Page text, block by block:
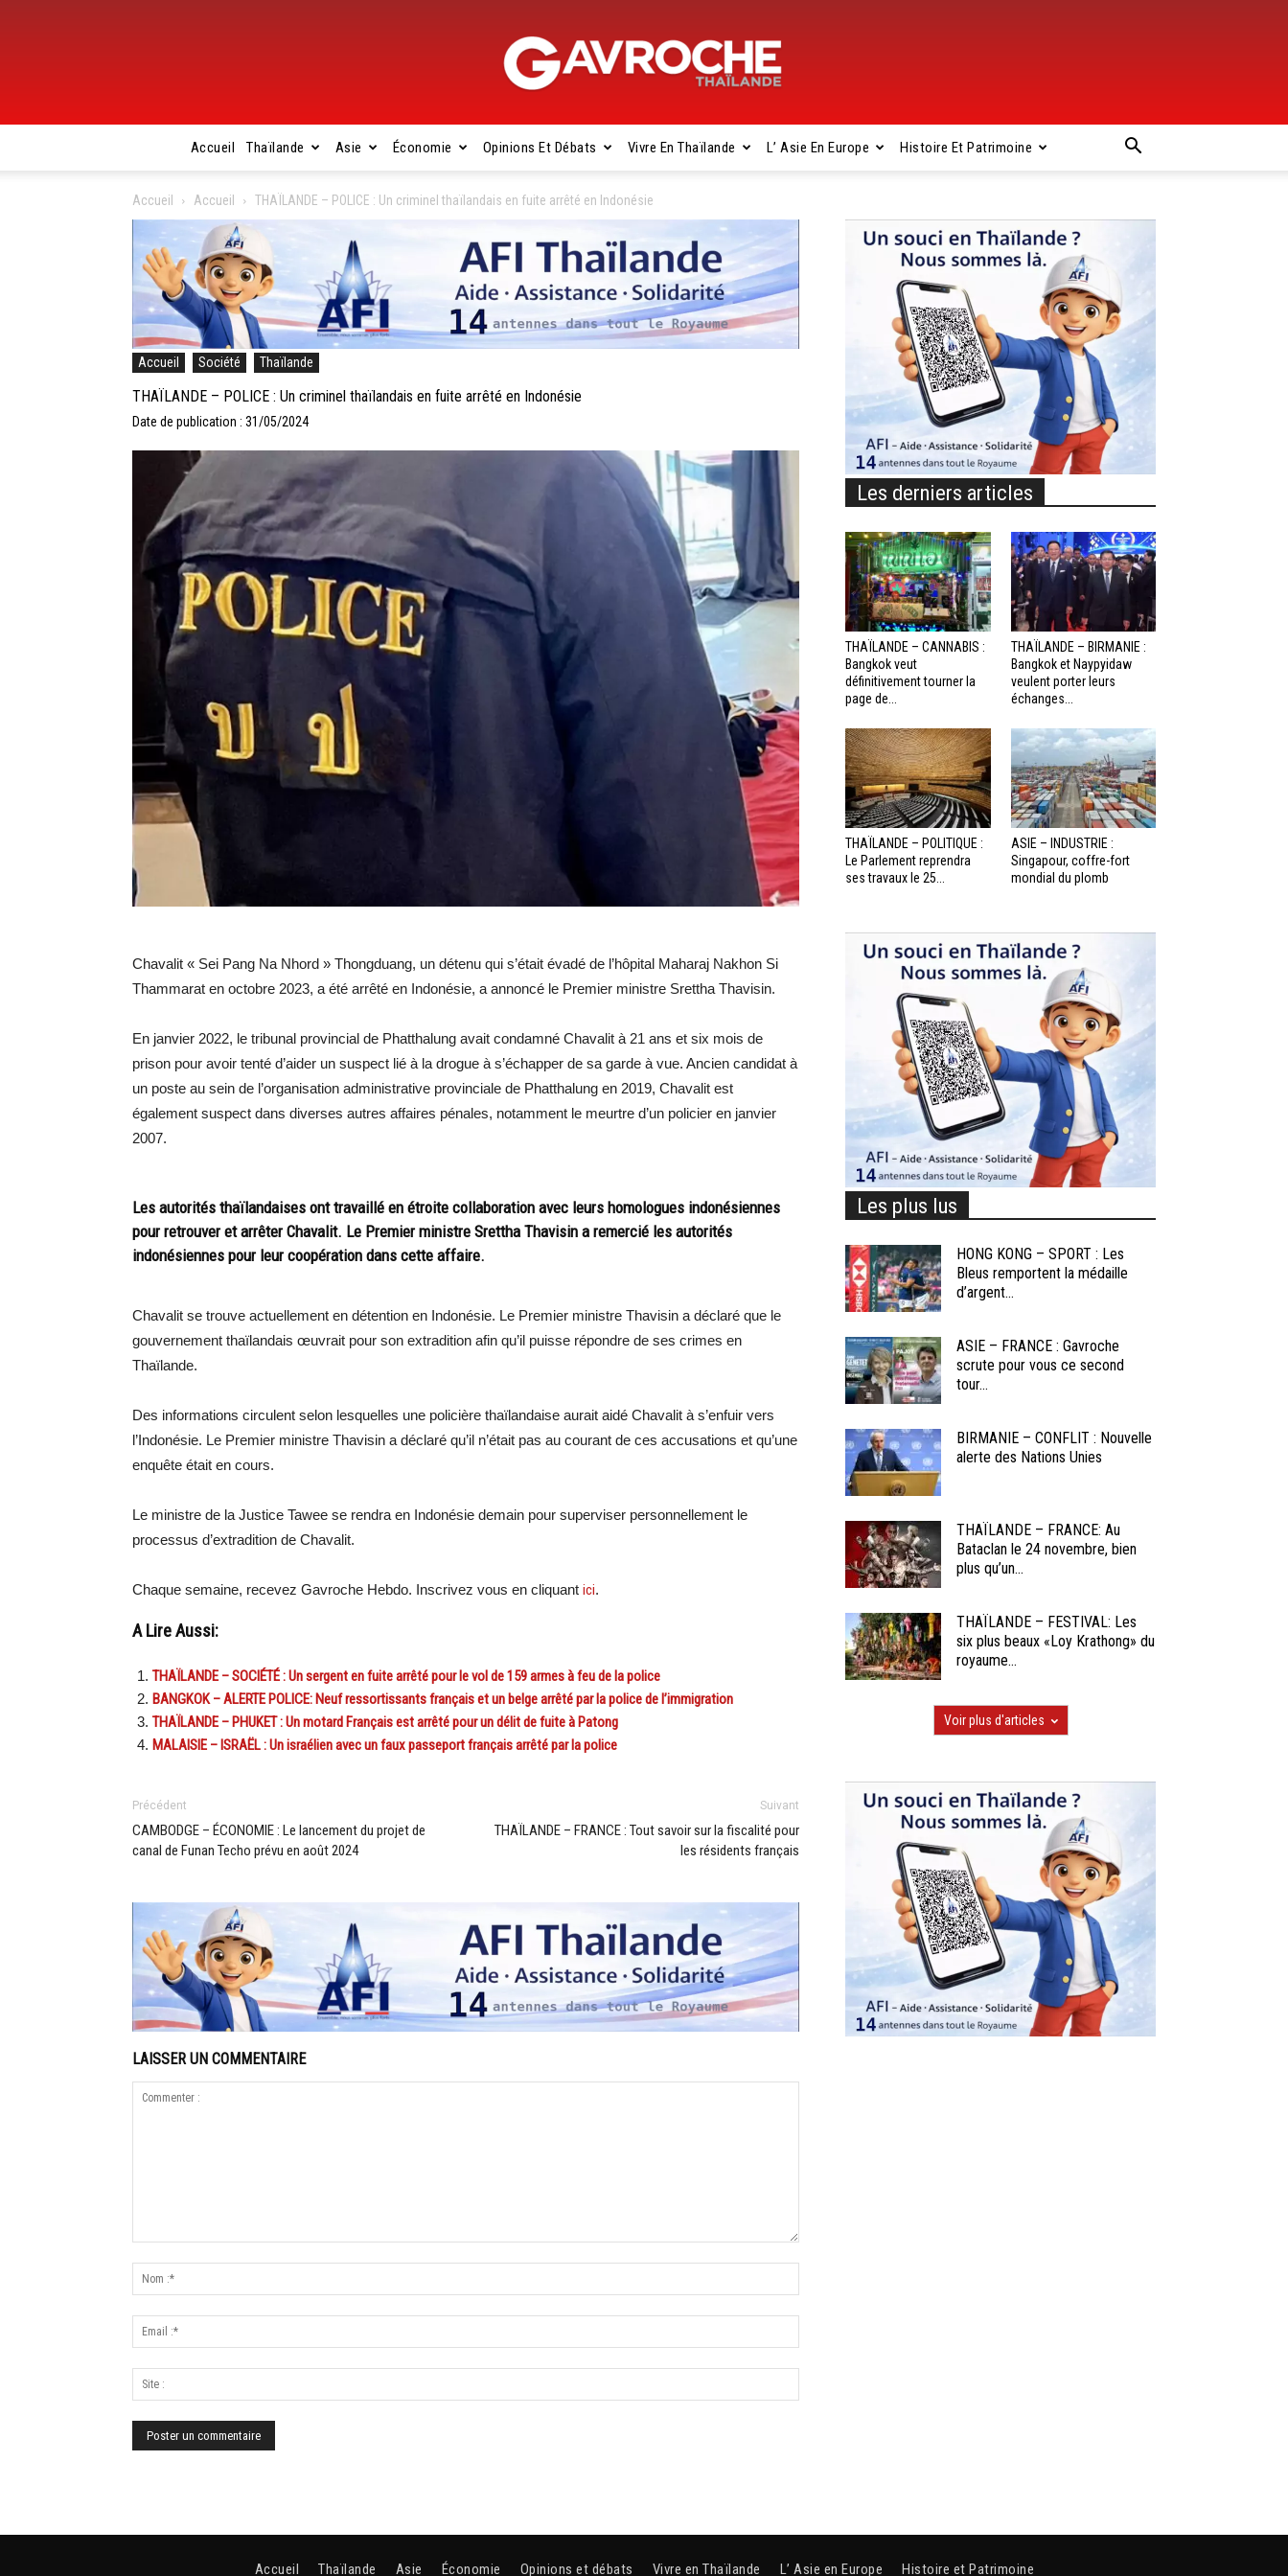
Gavroche
Thaïlande
Accueil Thaïlande Asie Économie Opinions Et Débats Vivre En Thaïlande L’ Asie En Europe Histoire Et Patrimoine
Accueil Accueil THAÏLANDE – POLICE : Un criminel thaïlandais en fuite arrêté en Indonésie
Accueil Société Thaïlande
THAÏLANDE – POLICE : Un criminel thaïlandais en fuite arrêté en Indonésie
Date de publication : 31/05/2024
Chavalit « Sei Pang Na Nhord » Thongduang, un détenu qui s’était évadé de l’hôpital Maharaj Nakhon Si
Thammarat en octobre 2023, a été arrêté en Indonésie, a annoncé le Premier ministre Srettha Thavisin.
En janvier 2022, le tribunal provincial de Phatthalung avait condamné Chavalit à 21 ans et six mois de
prison pour avoir tenté d’aider un suspect lié à la drogue à s’échapper de sa garde à vue. Ancien candidat à
un poste au sein de l’organisation administrative provinciale de Phatthalung en 2019, Chavalit est
également suspect dans diverses autres affaires pénales, notamment le meurtre d’un policier en janvier
2007.
Les autorités thaïlandaises ont travaillé en étroite collaboration avec leurs homologues indonésiennes
pour retrouver et arrêter Chavalit. Le Premier ministre Srettha Thavisin a remercié les autorités
indonésiennes pour leur coopération dans cette affaire.
Chavalit se trouve actuellement en détention en Indonésie. Le Premier ministre Thavisin a déclaré que le
gouvernement thaïlandais œuvrait pour son extradition afin qu’il puisse répondre de ses crimes en
Thaïlande.
Des informations circulent selon lesquelles une policière thaïlandaise aurait aidé Chavalit à s’enfuir vers
l’Indonésie. Le Premier ministre Thavisin a déclaré qu’il n’était pas au courant de ces accusations et qu’une
enquête était en cours.
Le ministre de la Justice Tawee se rendra en Indonésie demain pour superviser personnellement le
processus d’extradition de Chavalit.
Chaque semaine, recevez Gavroche Hebdo. Inscrivez vous en cliquant ici.
A Lire Aussi:
THAÏLANDE – SOCIÉTÉ : Un sergent en fuite arrêté pour le vol de 159 armes à feu de la police
BANGKOK – ALERTE POLICE: Neuf ressortissants français et un belge arrêté par la police de l’immigration
THAÏLANDE – PHUKET : Un motard Français est arrêté pour un délit de fuite à Patong
MALAISIE – ISRAËL : Un israélien avec un faux passeport français arrêté par la police
Précédent
CAMBODGE – ÉCONOMIE : Le lancement du projet de
canal de Funan Techo prévu en août 2024
Suivant
THAÏLANDE – FRANCE : Tout savoir sur la fiscalité pour
les résidents français
LAISSER UN COMMENTAIRE
Les derniers articles
THAÏLANDE – CANNABIS :
Bangkok veut
définitivement tourner la
page de...
THAÏLANDE – BIRMANIE :
Bangkok et Naypyidaw
veulent porter leurs
échanges...
THAÏLANDE – POLITIQUE :
Le Parlement reprendra
ses travaux le 25...
ASIE – INDUSTRIE :
Singapour, coffre-fort
mondial du plomb
Les plus lus
HONG KONG – SPORT : Les
Bleus remportent la médaille
d’argent...
ASIE – FRANCE : Gavroche
scrute pour vous ce second
tour...
BIRMANIE – CONFLIT : Nouvelle
alerte des Nations Unies
THAÏLANDE – FRANCE: Au
Bataclan le 24 novembre, bien
plus qu’un...
THAÏLANDE – FESTIVAL: Les
six plus beaux «Loy Krathong» du
royaume...
Voir plus d'articles
Accueil Thaïlande Asie Économie Opinions et débats Vivre en Thaïlande L’ Asie en Europe Histoire et Patrimoine